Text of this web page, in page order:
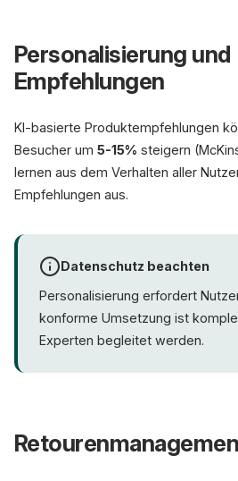
Personalisierung und
Empfehlungen
KI-basierte Produktempfehlungen
Besucher um 5-15% steigern
lernen aus dem Verhalten aller
Empfehlungen aus.
Datenschutz beachten
Personalisierung erfordert
konforme Umsetzung ist
Experten begleitet werden.